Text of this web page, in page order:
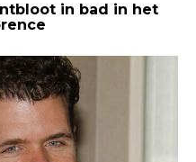
in bad in het